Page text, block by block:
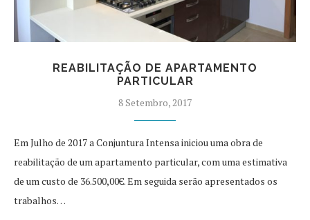
REABILITAÇÃO DE APARTAMENTO
PARTICULAR
8 Setembro, 2017
Em Julho de 2017 a Conjuntura Intensa iniciou uma obra de
reabilitação de um apartamento particular, com uma estimativa
de um custo de 36.500,00€. Em seguida serão apresentados os
trabalhos…